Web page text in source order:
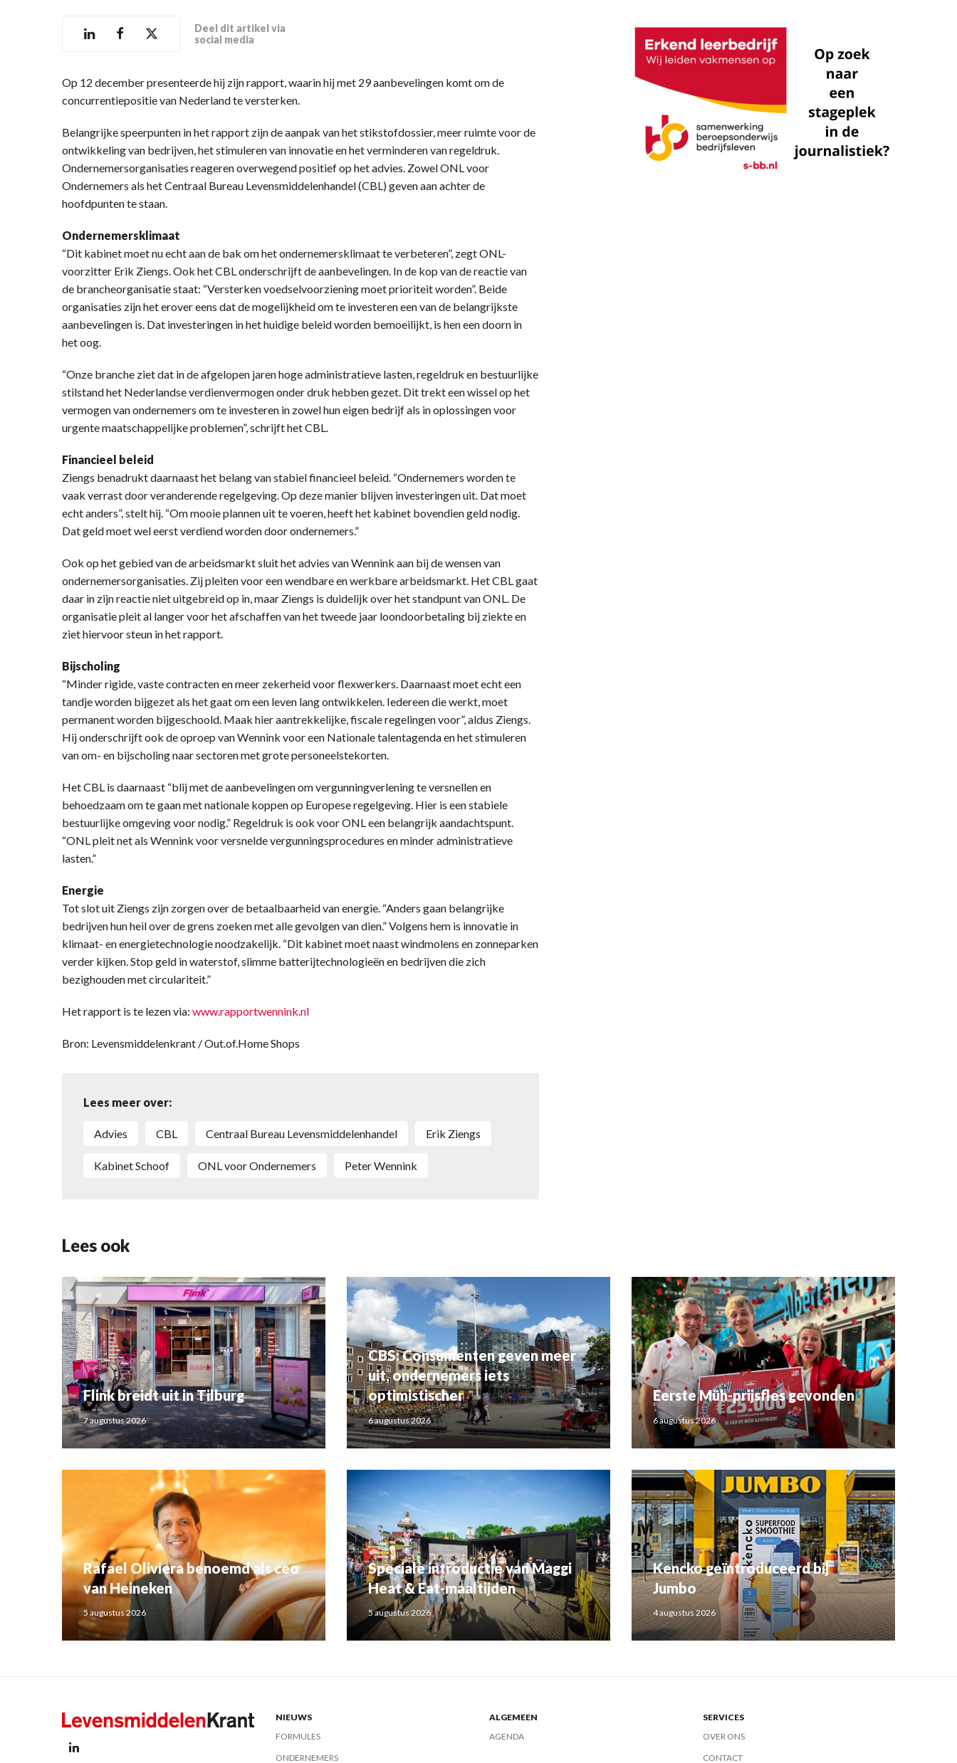
Deel dit artikel via
social media
Op 12 december presenteerde hij zijn rapport, waarin hij met 29 aanbevelingen komt om de
concurrentiepositie van Nederland te versterken.
Belangrijke speerpunten in het rapport zijn de aanpak van het stikstofdossier, meer ruimte voor de
ontwikkeling van bedrijven, het stimuleren van innovatie en het verminderen van regeldruk.
Ondernemersorganisaties reageren overwegend positief op het advies. Zowel ONL voor
Ondernemers als het Centraal Bureau Levensmiddelenhandel (CBL) geven aan achter de
hoofdpunten te staan.
Ondernemersklimaat
“Dit kabinet moet nu echt aan de bak om het ondernemersklimaat te verbeteren”, zegt ONL-
voorzitter Erik Ziengs. Ook het CBL onderschrijft de aanbevelingen. In de kop van de reactie van
de brancheorganisatie staat: “Versterken voedselvoorziening moet prioriteit worden”. Beide
organisaties zijn het erover eens dat de mogelijkheid om te investeren een van de belangrijkste
aanbevelingen is. Dat investeringen in het huidige beleid worden bemoeilijkt, is hen een doorn in
het oog.
“Onze branche ziet dat in de afgelopen jaren hoge administratieve lasten, regeldruk en bestuurlijke
stilstand het Nederlandse verdienvermogen onder druk hebben gezet. Dit trekt een wissel op het
vermogen van ondernemers om te investeren in zowel hun eigen bedrijf als in oplossingen voor
urgente maatschappelijke problemen”, schrijft het CBL.
Financieel beleid
Ziengs benadrukt daarnaast het belang van stabiel financieel beleid. “Ondernemers worden te
vaak verrast door veranderende regelgeving. Op deze manier blijven investeringen uit. Dat moet
echt anders”, stelt hij. “Om mooie plannen uit te voeren, heeft het kabinet bovendien geld nodig.
Dat geld moet wel eerst verdiend worden door ondernemers.”
Ook op het gebied van de arbeidsmarkt sluit het advies van Wennink aan bij de wensen van
ondernemersorganisaties. Zij pleiten voor een wendbare en werkbare arbeidsmarkt. Het CBL gaat
daar in zijn reactie niet uitgebreid op in, maar Ziengs is duidelijk over het standpunt van ONL. De
organisatie pleit al langer voor het afschaffen van het tweede jaar loondoorbetaling bij ziekte en
ziet hiervoor steun in het rapport.
Bijscholing
“Minder rigide, vaste contracten en meer zekerheid voor flexwerkers. Daarnaast moet echt een
tandje worden bijgezet als het gaat om een leven lang ontwikkelen. Iedereen die werkt, moet
permanent worden bijgeschoold. Maak hier aantrekkelijke, fiscale regelingen voor”, aldus Ziengs.
Hij onderschrijft ook de oproep van Wennink voor een Nationale talentagenda en het stimuleren
van om- en bijscholing naar sectoren met grote personeelstekorten.
Het CBL is daarnaast “blij met de aanbevelingen om vergunningverlening te versnellen en
behoedzaam om te gaan met nationale koppen op Europese regelgeving. Hier is een stabiele
bestuurlijke omgeving voor nodig.” Regeldruk is ook voor ONL een belangrijk aandachtspunt.
“ONL pleit net als Wennink voor versnelde vergunningsprocedures en minder administratieve
lasten.”
Energie
Tot slot uit Ziengs zijn zorgen over de betaalbaarheid van energie. “Anders gaan belangrijke
bedrijven hun heil over de grens zoeken met alle gevolgen van dien.” Volgens hem is innovatie in
klimaat- en energietechnologie noodzakelijk. “Dit kabinet moet naast windmolens en zonneparken
verder kijken. Stop geld in waterstof, slimme batterijtechnologieën en bedrijven die zich
bezighouden met circulariteit.”
Het rapport is te lezen via: www.rapportwennink.nl
Bron: Levensmiddelenkrant / Out.of.Home Shops
Lees meer over:
advies CBL Centraal Bureau Levensmiddelenhandel Erik Ziengs
kabinet Schoof ONL voor Ondernemers Peter Wennink
Lees ook
Flink breidt uit in Tilburg
7 augustus 2026
CBS: Consumenten geven meer
uit, ondernemers iets
optimistischer
6 augustus 2026
Eerste Müh-prijsfles gevonden
6 augustus 2026
Rafael Oliviera benoemd als ceo
van Heineken
5 augustus 2026
Speciale introductie van Maggi
Heat & Eat-maaltijden
5 augustus 2026
Kencko geïntroduceerd bij
Jumbo
4 augustus 2026
NIEUWS
FORMULES
ONDERNEMERS
ALGEMEEN
AGENDA
SERVICES
OVER ONS
CONTACT